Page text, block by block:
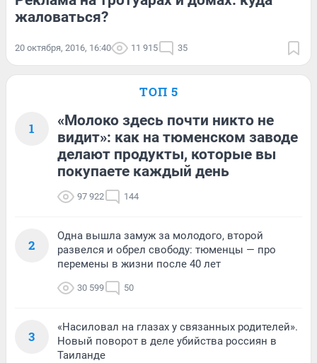
жаловаться?
20 октября, 2016, 16:40 11 915 35
ТОП 5
1
«Молоко здесь почти никто не
видит»: как на тюменском заводе
делают продукты, которые вы
покупаете каждый день
97 922 144
2
Одна вышла замуж за молодого, второй
развелся и обрел свободу: тюменцы — про
перемены в жизни после 40 лет
30 599 50
3
«Насиловал на глазах у связанных родителей».
Новый поворот в деле убийства россиян в
Таиланде